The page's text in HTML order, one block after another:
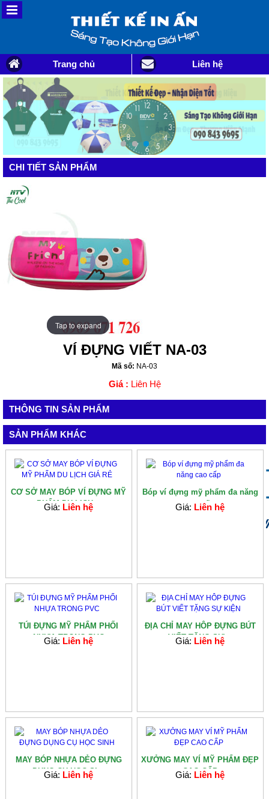
Trang chủ Liên hệ
CHI TIẾT SẢN PHẨM
Tap to expand
Tap to expand
VÍ ĐỰNG VIẾT NA-03
Mã số: NA-03
Giá : Liên Hệ
THÔNG TIN SẢN PHẨM
SẢN PHẨM KHÁC
CƠ SỞ MAY BÓP VÍ ĐỰNG MỸ
PHẨM DU LỊCH...
Giá: Liên hệ
Bóp ví đựng mỹ phẩm đa năng
cao cấp
Giá: Liên hệ
TÚI ĐỰNG MỸ PHẨM PHỐI
NHỰA TRONG PVC
Giá: Liên hệ
ĐỊA CHỈ MAY HÔP ĐỰNG BÚT
VIẾT TẶNG SỰ...
Giá: Liên hệ
MAY BÓP NHỰA DẺO ĐỰNG
DỤNG CỤ HỌC SI...
Giá: Liên hệ
XƯỞNG MAY VÍ MỸ PHẨM ĐẸP
CAO CẤP
Giá: Liên hệ